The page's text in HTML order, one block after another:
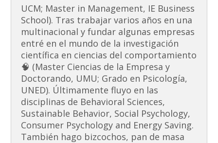
UCM; Master in Management, IE Business
School). Tras trabajar varios años en una
multinacional y fundar algunas empresas
entré en el mundo de la investigación
científica en ciencias del comportamiento
🧠 (Master Ciencias de la Empresa y
Doctorando, UMU; Grado en Psicología,
UNED). Últimamente fluyo en las
disciplinas de Behavioral Sciences,
Sustainable Behavior, Social Psychology,
Consumer Psychology and Energy Saving.
También hago bizcochos, pan de masa